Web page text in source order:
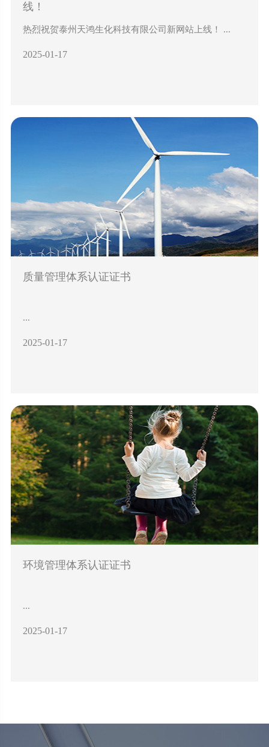
线！
热烈祝贺泰州天鸿生化科技有限公司新网站上线！ ...
2025-01-17
质量管理体系认证证书
...
2025-01-17
环境管理体系认证证书
...
2025-01-17